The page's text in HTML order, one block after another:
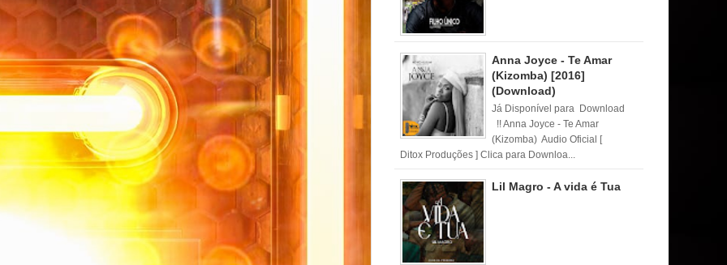
Anna Joyce - Te Amar
(Kizomba) [2016]
(Download)
Já Disponível para Download
!! Anna Joyce - Te Amar
(Kizomba) Audio Oficial [
Ditox Produções ] Clica para Downloa...
Lil Magro - A vida é Tua